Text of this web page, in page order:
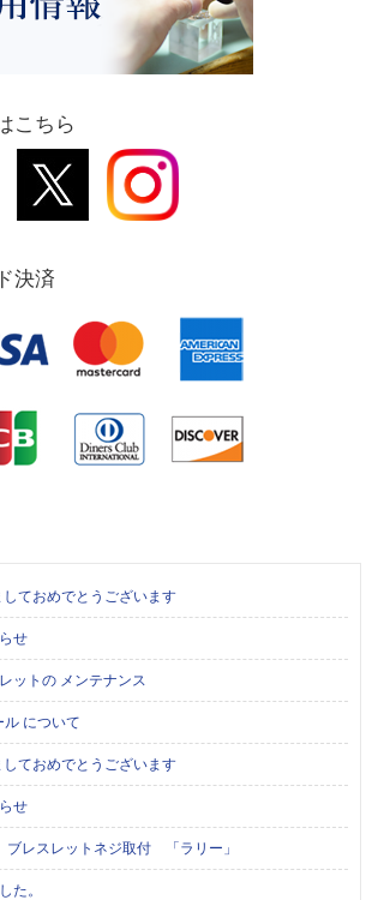
こちら
決済
ておめでとうございます
せ
ットの メンテナンス
について
ておめでとうございます
せ
レスレットネジ取付 「ラリー」
た。